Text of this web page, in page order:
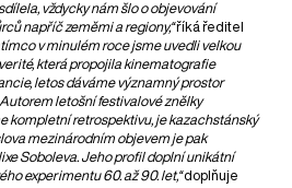
vždycky nám šlo o objevování
napříč zeměmi a regiony,“říká ředitel
v minulém roce jsme uvedli velkou
která propojila kinematografie
letos dáváme významný prostor
letošní festivalové znělky
kompletní retrospektivu, je kazachstánský
mezinárodním objevem je pak
Soboleva. Jeho profil doplní unikátní
experimentu 60. až 90. let,“doplňuje